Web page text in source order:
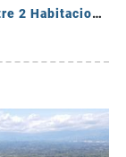
Se Vende Apartamento Campestre 2 Habitaciones - Via Al Caimo